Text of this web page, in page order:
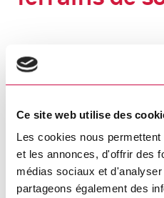
Ce site web utilise des
Les cookies nous
et les annonces, d'offrir des
médias sociaux et
partageons également des
De mai à septembre,
peuvent pratiquer
des sept terrains des
des Rapides. Que ce
joueurs, à 7
joueurs, chaque